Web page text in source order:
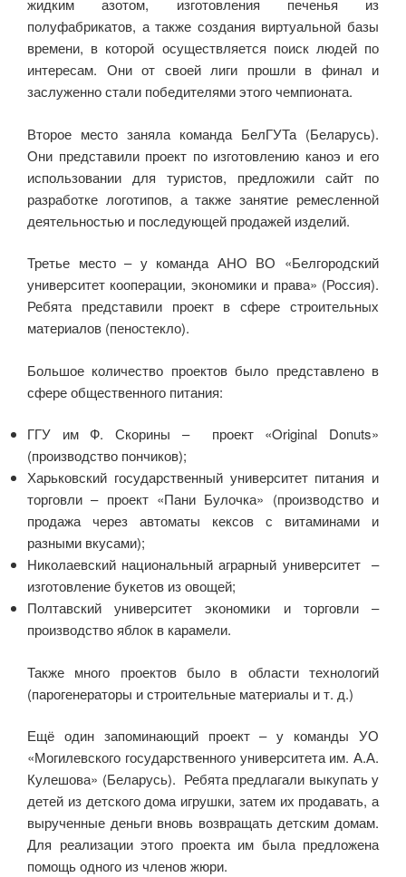
жидким азотом, изготовления печенья из
полуфабрикатов, а также создания виртуальной базы
времени, в которой осуществляется поиск людей по
интересам. Они от своей лиги прошли в финал и
заслуженно стали победителями этого чемпионата.
Второе место заняла команда БелГУТа (Беларусь).
Они представили проект по изготовлению каноэ и его
использовании для туристов, предложили сайт по
разработке логотипов, а также занятие ремесленной
деятельностью и последующей продажей изделий.
Третье место – у команда АНО ВО «Белгородский
университет кооперации, экономики и права» (Россия).
Ребята представили проект в сфере строительных
материалов (пеностекло).
Большое количество проектов было представлено в
сфере общественного питания:
ГГУ им Ф. Скорины – проект «Original Donuts»
(производство пончиков);
Харьковский государственный университет питания и
торговли – проект «Пани Булочка» (производство и
продажа через автоматы кексов с витаминами и
разными вкусами);
Николаевский национальный аграрный университет ­–
изготовление букетов из овощей;
Полтавский университет экономики и торговли –
производство яблок в карамели.
Также много проектов было в области технологий
(парогенераторы и строительные материалы и т. д.)
Ещё один запоминающий проект – у команды УО
«Могилевского государственного университета им. А.А.
Кулешова» (Беларусь). Ребята предлагали выкупать у
детей из детского дома игрушки, затем их продавать, а
вырученные деньги вновь возвращать детским домам.
Для реализации этого проекта им была предложена
помощь одного из членов жюри.